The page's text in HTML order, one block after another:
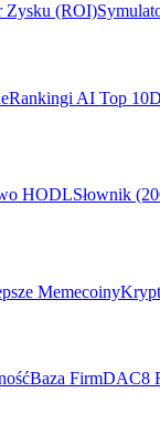
Zysku (ROI)
Rankingi AI Top 10
HODLSłownik
Memecoiny
Baza FirmDAC8